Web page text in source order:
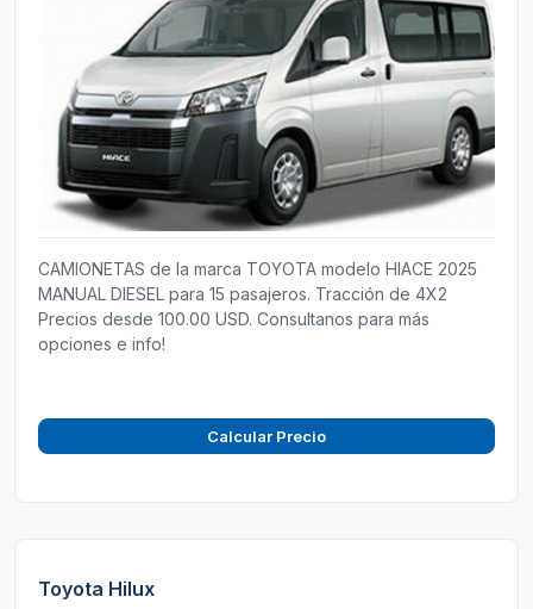
CAMIONETAS de la marca TOYOTA modelo HIACE 2025
MANUAL DIESEL para 15 pasajeros. Tracción de 4X2
Precios desde 100.00 USD. Consultanos para más
opciones e info!
Calcular Precio
Toyota Hilux